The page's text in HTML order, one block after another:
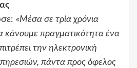
«Μέσα σε τρία χρόνια
κάνουμε πραγματικότητα ένα
την ηλεκτρονική
πάντα προς όφελος